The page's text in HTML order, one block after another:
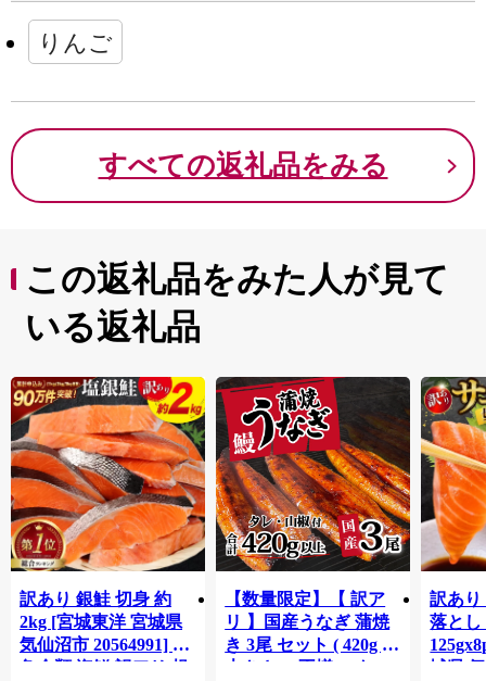
りんご
すべての返礼品をみる
この返礼品をみた人が見て
いる返礼品
訳あり 銀鮭 切身 約
2kg [宮城東洋 宮城県
気仙沼市 20564991] 鮭
魚介類 海鮮 訳アリ 規
【数量限定】【 訳ア
リ 】国産うなぎ 蒲焼
き 3尾 セット ( 420g )
大きさ の不揃い タ
訳あり
落とし
城県